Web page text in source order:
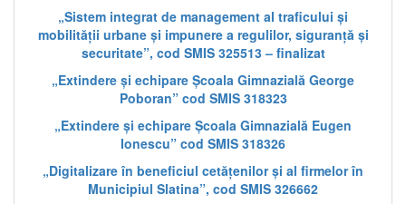
„Sistem integrat de management al traficului și
mobilității urbane și impunere a regulilor, siguranță și
securitate”, cod SMIS 325513 – finalizat
„Extindere și echipare Școala Gimnazială George
Poboran” cod SMIS 318323
„Extindere și echipare Școala Gimnazială Eugen
Ionescu” cod SMIS 318326
„Digitalizare în beneficiul cetățenilor și al firmelor în
Municipiul Slatina”, cod SMIS 326662